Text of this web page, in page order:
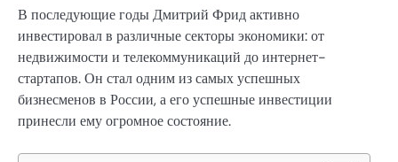
В последующие годы Дмитрий Фрид активно
инвестировал в различные секторы экономики: от
недвижимости и телекоммуникаций до интернет-
стартапов. Он стал одним из самых успешных
бизнесменов в России, а его успешные инвестиции
принесли ему огромное состояние.